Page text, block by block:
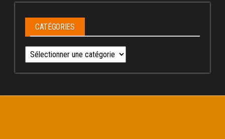
CATÉGORIES
Catégories